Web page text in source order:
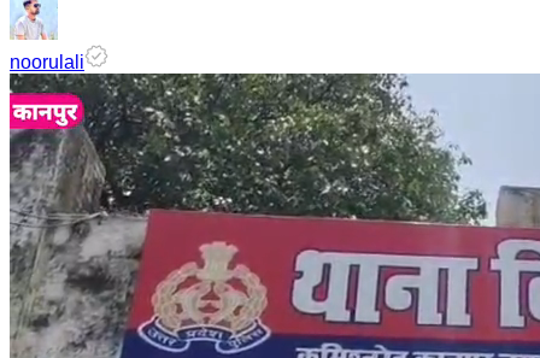
noorulali